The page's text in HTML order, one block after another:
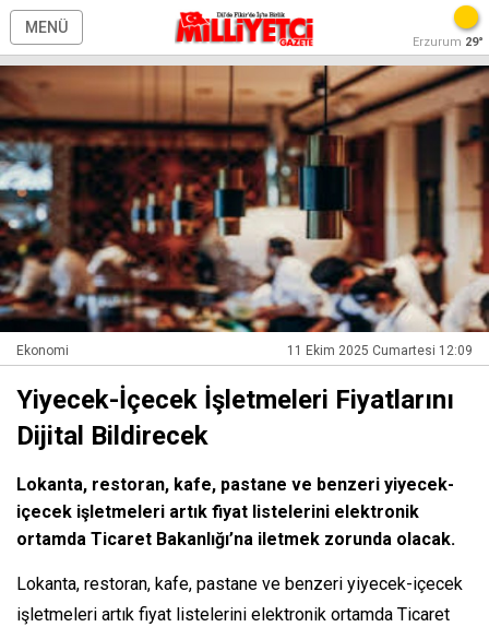
MENÜ
Erzurum 29°
Ekonomi 11 Ekim 2025 Cumartesi 12:09
Yiyecek-İçecek İşletmeleri Fiyatlarını
Dijital Bildirecek
Lokanta, restoran, kafe, pastane ve benzeri yiyecek-
içecek işletmeleri artık fiyat listelerini elektronik
ortamda Ticaret Bakanlığı’na iletmek zorunda olacak.
Lokanta, restoran, kafe, pastane ve benzeri yiyecek-içecek
işletmeleri artık fiyat listelerini elektronik ortamda Ticaret